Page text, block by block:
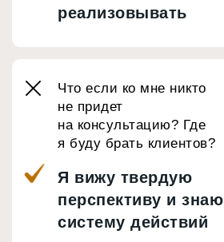
реализовывать
Что если ко мне никто
не придет
на консультацию? Где
я буду брать клиентов?
Я вижу твердую
перспективу и знаю
систему действий